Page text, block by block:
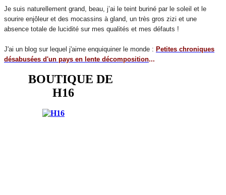
Je suis naturellement grand, beau, j’ai le teint buriné par le soleil et le
sourire enjôleur et des mocassins à gland, un très gros zizi et une
absence totale de lucidité sur mes qualités et mes défauts !
J'ai un blog sur lequel j'aime enquiquiner le monde : Petites chroniques
désabusées d'un pays en lente décomposition...
BOUTIQUE DE
H16